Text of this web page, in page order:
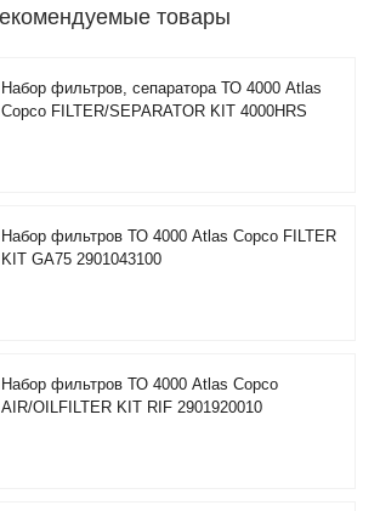
товары
Набор фильтров, сепаратора ТО 4000 Atlas
Copco FILTER/SEPARATOR KIT 4000HRS
Набор фильтров ТО 4000 Atlas Copco FILTER
KIT GA75 2901043100
Набор фильтров ТО 4000 Atlas Copco
AIR/OILFILTER KIT RIF 2901920010